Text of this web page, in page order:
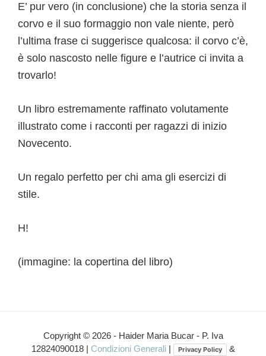
E’ pur vero (in conclusione) che la storia senza il
corvo e il suo formaggio non vale niente, però
l’ultima frase ci suggerisce qualcosa: il corvo c’è,
è solo nascosto nelle figure e l’autrice ci invita a
trovarlo!
Un libro estremamente raffinato volutamente
illustrato come i racconti per ragazzi di inizio
Novecento.
Un regalo perfetto per chi ama gli esercizi di
stile.
H!
(immagine: la copertina del libro)
Copyright © 2026 - Haider Maria Bucar - P. Iva
12824090018 | Condizioni Generali | Privacy Policy &